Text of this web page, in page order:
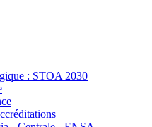
: STOA 2030